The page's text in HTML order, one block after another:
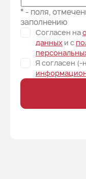
* - поля,
заполнению
Согласен на
данных и c
Я согласен (-